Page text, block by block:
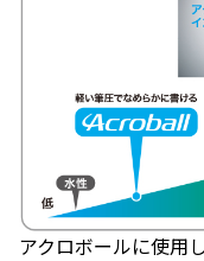
アクロボールに使用